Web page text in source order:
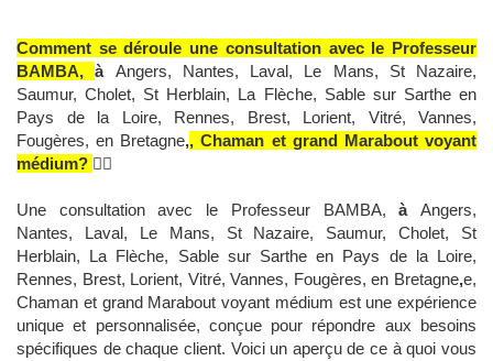
Comment se déroule une consultation avec le Professeur
BAMBA,à Angers, Nantes, Laval, Le Mans, St Nazaire,
Saumur, Cholet, St Herblain, La Flèche, Sable sur Sarthe en
Pays de la Loire, Rennes, Brest, Lorient, Vitré, Vannes,
Fougères, en Bretagne,, Chaman et grand Marabout voyant
médium? 🧙‍♂️
Une consultation avec le Professeur BAMBA,àAngers,
Nantes, Laval, Le Mans, St Nazaire, Saumur, Cholet, St
Herblain, La Flèche, Sable sur Sarthe en Pays de la Loire,
Rennes, Brest, Lorient, Vitré, Vannes, Fougères, en Bretagne,e,
Chaman et grand Marabout voyant médium est une expérience
unique et personnalisée, conçue pour répondre aux besoins
spécifiques de chaque client. Voici un aperçu de ce à quoi vous